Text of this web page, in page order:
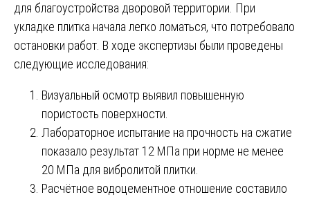
для благоустройства дворовой территории. При
укладке плитка начала легко ломаться, что потребовало
остановки работ. В ходе экспертизы были проведены
следующие исследования:
Визуальный осмотр выявил повышенную
пористость поверхности.
Лабораторное испытание на прочность на сжатие
показало результат 12 МПа при норме не менее
20 МПа для вибролитой плитки.
Расчётное водоцементное отношение составило